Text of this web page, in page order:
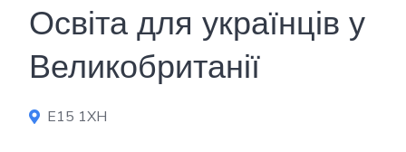
Освіта для українців у
Великобританії
E15 1XH